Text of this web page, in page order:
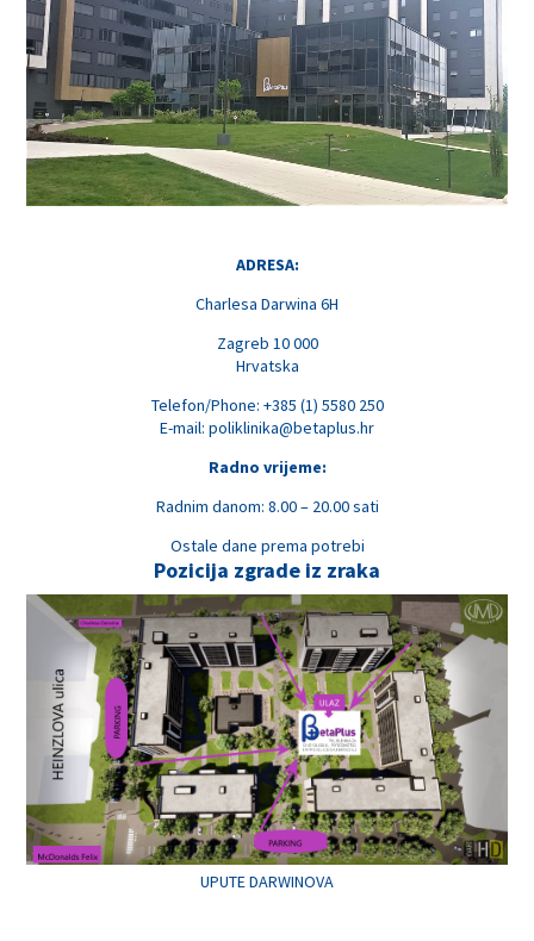
ADRESA:
Charlesa Darwina 6H
Zagreb 10 000
Hrvatska
Telefon/Phone: +385 (1) 5580 250
E-mail: poliklinika@betaplus.hr
Radno vrijeme:
Radnim danom: 8.00 – 20.00 sati
Ostale dane prema potrebi
Pozicija zgrade iz zraka
UPUTE DARWINOVA